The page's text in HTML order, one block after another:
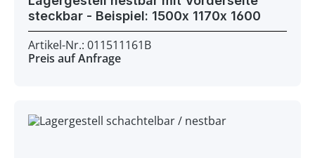
steckbar - Beispiel: 1500x 1170x 1600
Artikel-Nr.: 011511161B
Preis auf Anfrage